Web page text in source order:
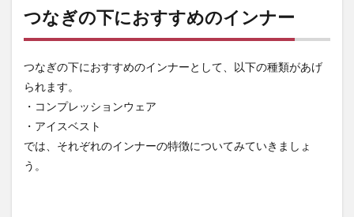
つなぎの下におすすめのインナー
つなぎの下におすすめのインナーとして、以下の種類があげ
られます。
・コンプレッションウェア
・アイスベスト
では、それぞれのインナーの特徴についてみていきましょ
う。